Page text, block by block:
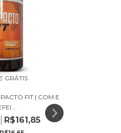
GRÁTIS
FIT | COM E
R$161,85